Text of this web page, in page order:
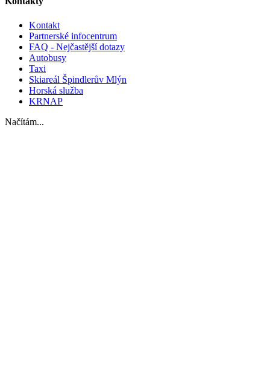
Kontakt
Partnerské infocentrum
FAQ - Nejčastější dotazy
Autobusy
Taxi
Skiareál Špindlerův Mlýn
Horská služba
KRNAP
Načítám...